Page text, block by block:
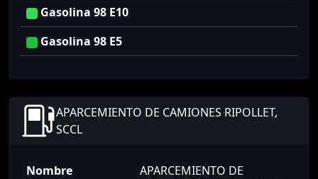
Gasolina 98 E10
Gasolina 98 E5
APARCEMIENTO DE CAMIONES RIPOLLET,
SCCL
Nombre
APARCEMIENTO DE